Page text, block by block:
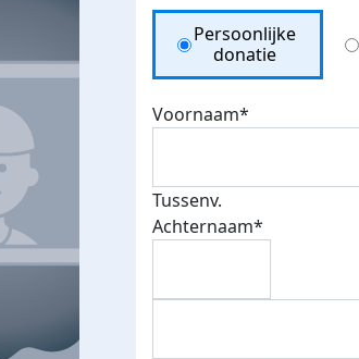
Donation Type
Persoonlijke
donatie
Voornaam*
Tussenv.
Achternaam*